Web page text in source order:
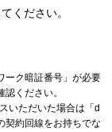
ください。
ーク暗証番号」が必要
認ください。
いただいた場合は「d
契約回線をお持ちでな